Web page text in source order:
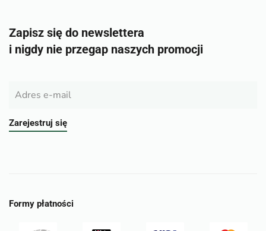
Zapisz się do newslettera
i nigdy nie przegap naszych promocji
Zarejestruj się
Formy płatności